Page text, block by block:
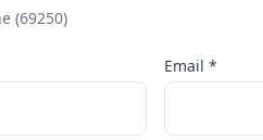
(69250)
Email *